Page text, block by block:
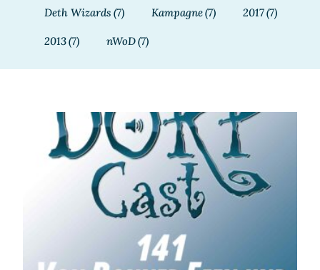
Deth Wizards (7) Kampagne(7) 2017(7)
2013(7) nWoD(7)
DORPCast 141: Von Bonner
Feen und Berliner Ratten